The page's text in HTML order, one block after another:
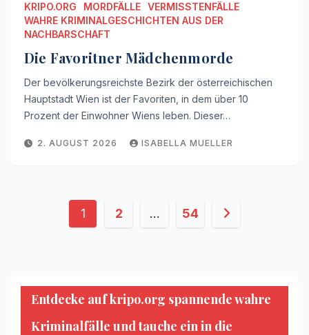
KRIPO.ORG MORDFÄLLE VERMISSTENFÄLLE
WAHRE KRIMINALGESCHICHTEN AUS DER
NACHBARSCHAFT
Die Favoritner Mädchenmorde
Der bevölkerungsreichste Bezirk der österreichischen
Hauptstadt Wien ist der Favoriten, in dem über 10
Prozent der Einwohner Wiens leben. Dieser…
2. AUGUST 2026 ISABELLA MUELLER
Seitennummerierung
1 2 … 54
Entdecke auf kripo.org spannende wahre
Kriminalfälle und tauche ein in die